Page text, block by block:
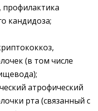
кандидоза;
(в том числе
атрофический
рта (связанный с